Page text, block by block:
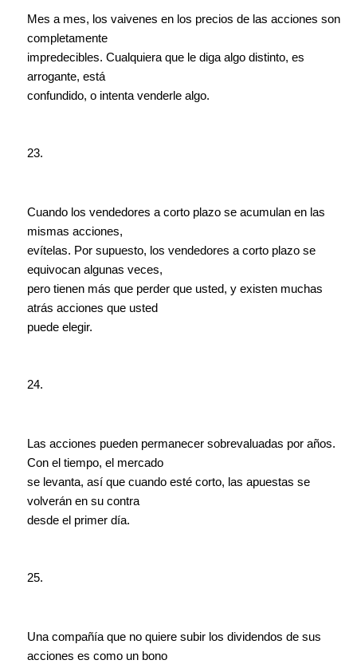
Mes a mes, los vaivenes en los precios de las acciones son
completamente
impredecibles. Cualquiera que le diga algo distinto, es
arrogante, está
confundido, o intenta venderle algo.
23.
Cuando los vendedores a corto plazo se acumulan en las
mismas acciones,
evítelas. Por supuesto, los vendedores a corto plazo se
equivocan algunas veces,
pero tienen más que perder que usted, y existen muchas
atrás acciones que usted
puede elegir.
24.
Las acciones pueden permanecer sobrevaluadas por años.
Con el tiempo, el mercado
se levanta, así que cuando esté corto, las apuestas se
volverán en su contra
desde el primer día.
25.
Una compañía que no quiere subir los dividendos de sus
acciones es como un bono